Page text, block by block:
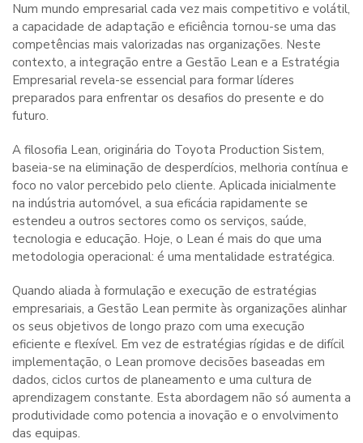
Num mundo empresarial cada vez mais competitivo e volátil,
a capacidade de adaptação e eficiência tornou-se uma das
competências mais valorizadas nas organizações. Neste
contexto, a integração entre a Gestão Lean e a Estratégia
Empresarial revela-se essencial para formar líderes
preparados para enfrentar os desafios do presente e do
futuro.
A filosofia Lean, originária do Toyota Production Sistem,
baseia-se na eliminação de desperdícios, melhoria contínua e
foco no valor percebido pelo cliente. Aplicada inicialmente
na indústria automóvel, a sua eficácia rapidamente se
estendeu a outros sectores como os serviços, saúde,
tecnologia e educação. Hoje, o Lean é mais do que uma
metodologia operacional: é uma mentalidade estratégica.
Quando aliada à formulação e execução de estratégias
empresariais, a Gestão Lean permite às organizações alinhar
os seus objetivos de longo prazo com uma execução
eficiente e flexível. Em vez de estratégias rígidas e de difícil
implementação, o Lean promove decisões baseadas em
dados, ciclos curtos de planeamento e uma cultura de
aprendizagem constante. Esta abordagem não só aumenta a
produtividade como potencia a inovação e o envolvimento
das equipas.